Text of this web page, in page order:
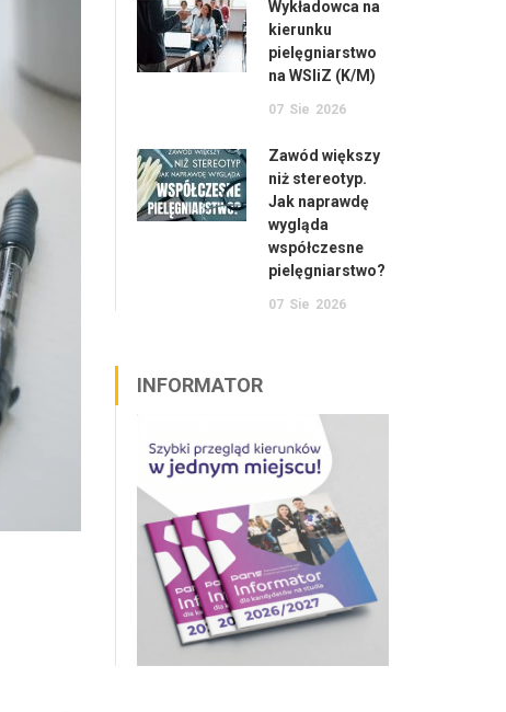
Wykładowca na
kierunku
pielęgniarstwo
na WSIiZ (K/M)
07 Sie 2026
Zawód większy
niż stereotyp.
Jak naprawdę
wygląda
współczesne
pielęgniarstwo?
07 Sie 2026
INFORMATOR